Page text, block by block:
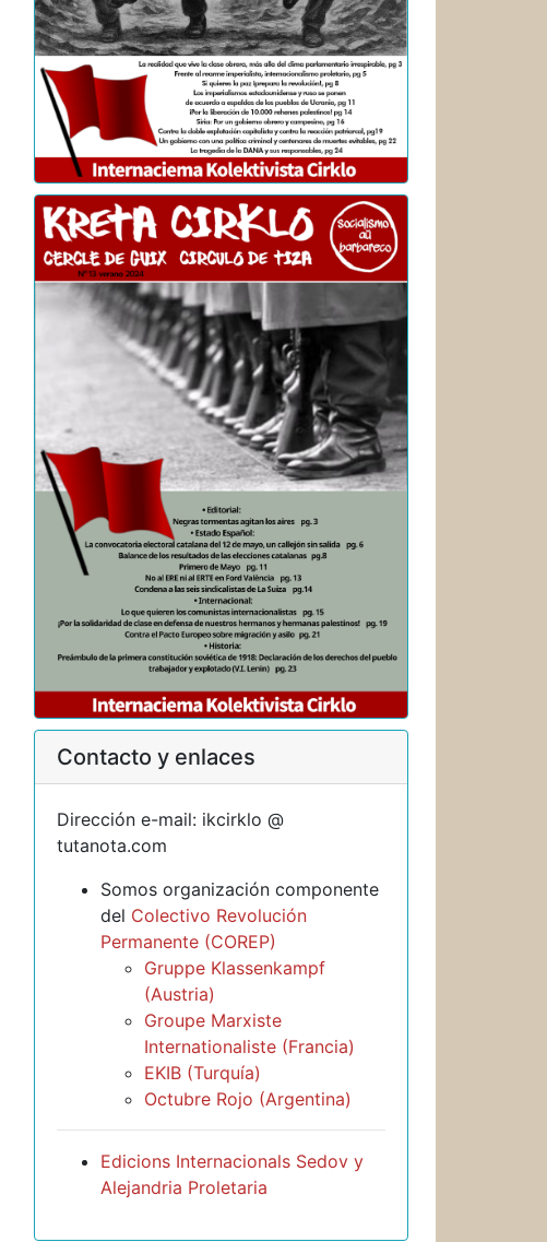
Contacto y enlaces
Dirección e-mail: ikcirklo @
tutanota.com
Somos organización componente
del Colectivo Revolución
Permanente (COREP)
Gruppe Klassenkampf
(Austria)
Groupe Marxiste
Internationaliste (Francia)
EKIB (Turquía)
Octubre Rojo (Argentina)
Edicions Internacionals Sedov y
Alejandria Proletaria